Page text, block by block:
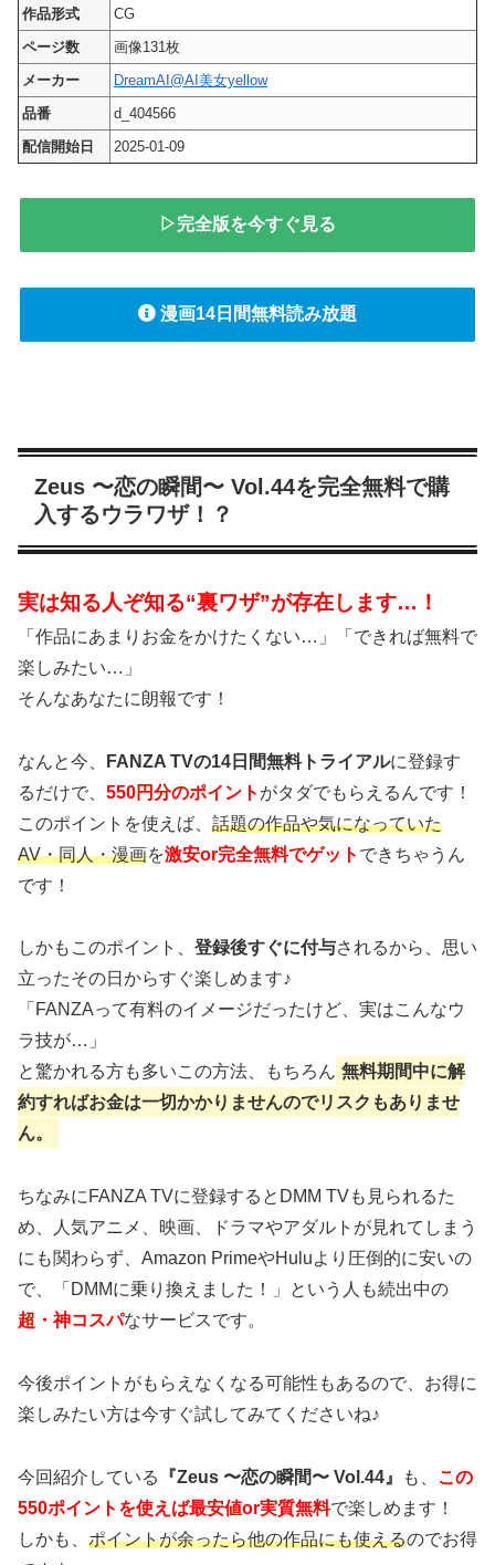
作品形式
CG
ページ数
画像131枚
メーカー
DreamAI@AI美女yellow
品番
d_404566
配信開始日
2025-01-09
▷完全版を今すぐ見る
漫画14日間無料読み放題
Zeus 〜恋の瞬間〜 Vol.44を完全無料で購
入するウラワザ！？
実は知る人ぞ知る“裏ワザ”が存在します…！
「作品にあまりお金をかけたくない…」「できれば無料で
楽しみたい…」
そんなあなたに朗報です！
なんと今、 FANZA TVの14日間無料トライアルに登録す
るだけで、 550円分のポイント がタダでもらえるんです！
このポイントを使えば、 話題の作品や気になっていた
AV・同人・漫画を激安or完全無料でゲット できちゃうん
です！
しかもこのポイント、 登録後すぐに付与されるから、思い
立ったその日からすぐ楽しめます♪
「FANZAって有料のイメージだったけど、実はこんなウ
ラ技が…」
と驚かれる方も多いこの方法、もちろん 無料期間中に解
約すればお金は一切かかりませんのでリスクもありませ
ん。
ちなみにFANZA TVに登録するとDMM TVも見られるた
め、人気アニメ、映画、ドラマやアダルトが見れてしまう
にも関わらず、Amazon PrimeやHuluより圧倒的に安いの
で、「DMMに乗り換えました！」という人も続出中の
超・神コスパなサービスです。
今後ポイントがもらえなくなる可能性もあるので、お得に
楽しみたい方は今すぐ試してみてくださいね♪
今回紹介している 『Zeus 〜恋の瞬間〜 Vol.44』 も、 この
550ポイントを使えば最安値or実質無料で楽しめます！
しかも、 ポイントが余ったら他の作品にも使えるのでお得